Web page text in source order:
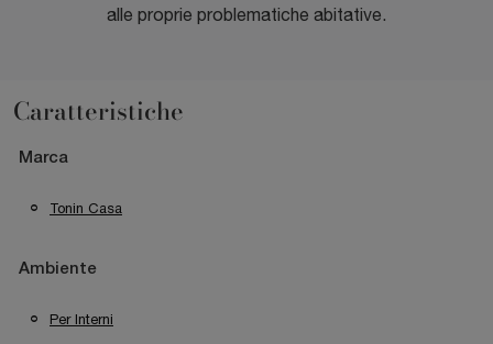
alle proprie problematiche abitative.
Caratteristiche
Marca
Tonin Casa
Ambiente
Per Interni